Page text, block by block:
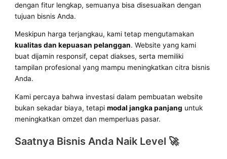
dengan fitur lengkap, semuanya bisa disesuaikan dengan
tujuan bisnis Anda.
Meskipun harga terjangkau, kami tetap mengutamakan
kualitas dan kepuasan pelanggan. Website yang kami
buat dijamin responsif, cepat diakses, serta memiliki
tampilan profesional yang mampu meningkatkan citra bisnis
Anda.
Kami percaya bahwa investasi dalam pembuatan website
bukan sekadar biaya, tetapimodal jangka panjang untuk
meningkatkan omzet dan memperluas pasar.
Saatnya Bisnis Anda Naik Level 🚀